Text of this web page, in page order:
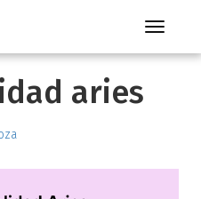
Toggle
aries